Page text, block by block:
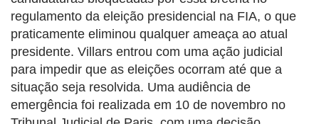
regulamento da eleição presidencial na FIA, o que
praticamente eliminou qualquer ameaça ao atual
presidente. Villars entrou com uma ação judicial
para impedir que as eleições ocorram até que a
situação seja resolvida. Uma audiência de
emergência foi realizada em 10 de novembro no